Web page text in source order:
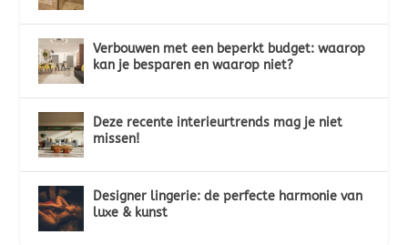
Verbouwen met een beperkt budget: waarop
kan je besparen en waarop niet?
Deze recente interieurtrends mag je niet
missen!
Designer lingerie: de perfecte harmonie van
luxe & kunst